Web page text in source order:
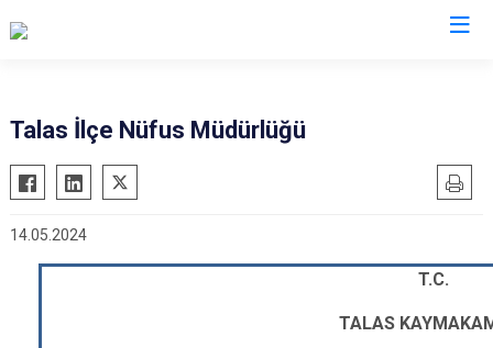
Akkışla
Bünyan
Develi
Talas İlçe Nüfus Müdürlüğü
14.05.2024
T.C.
TALAS